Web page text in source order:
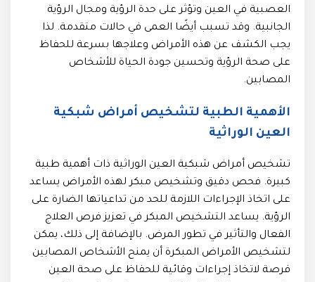
العصبية في العين وتؤثر على حدة الرؤية ومجال الرؤية
الجانبية. وقد تسبب أيضًا العمى في حالات متقدمة. لذا
يجب الكشف عن هذه الأمراض وعلاجها بسرعة للحفاظ
على صحة الرؤية وتحسين جودة الحياة للأشخاص
المصابين.
الأهمية الطبية لتشخيص أمراض شبكية
العين الوراثية
تشخيص أمراض شبكية العين الوراثية ذات أهمية طبية
كبيرة. فحص دقيق وتشخيص مبكر لهذه الأمراض يساعد
على اتخاذ الإجراءات اللازمة للحد من تداعياتها الضارة على
الرؤية. يساعد التشخيص المبكر في تعزيز فرص العلاج
الفعال والتأثير في تطور المرض. بالإضافة إلى ذلك، يمكن
لتشخيص الأمراض المبكرة أن يمنح الأشخاص المصابين
فرصة لاتخاذ إجراءات وقائية للحفاظ على صحة العين